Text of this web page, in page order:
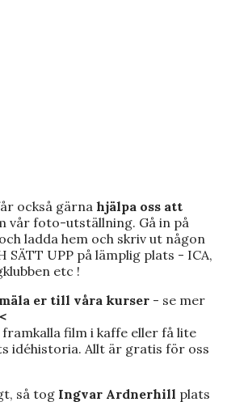
också gärna hjälpa oss att
vår foto-utställning. Gå in på
och ladda hem och skriv ut någon
SÄTT UPP på lämplig plats - ICA,
etc !
er till våra kurser - se mer
film i kaffe eller få lite
idéhistoria. Allt är gratis för oss
så tog Ingvar Ardnerhill plats